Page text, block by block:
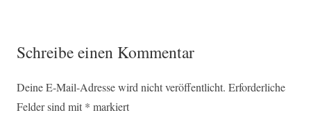
Schreibe einen Kommentar
Deine E-Mail-Adresse wird nicht veröffentlicht. Erforderliche
Felder sind mit * markiert